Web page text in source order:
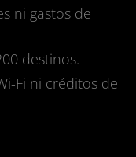
ni gastos de
destinos.
Fi ni créditos de